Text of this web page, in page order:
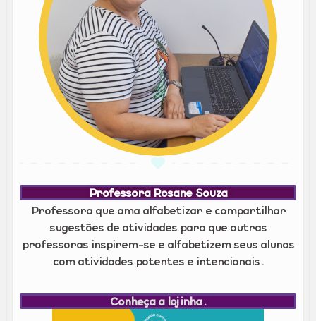
Professora Rosane Souza
Professora que ama alfabetizar e compartilhar
sugestões de atividades para que outras
professoras inspirem-se e alfabetizem seus alunos
com atividades potentes e intencionais.
Conheça a lojinha.